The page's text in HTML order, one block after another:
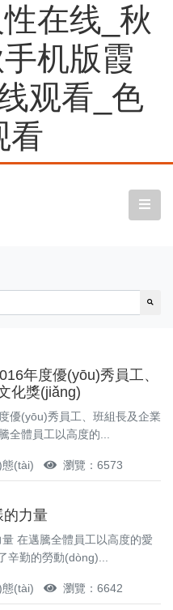
在线_秋
机版霞
观看_色
看
年度優(yōu)秀員工、
化獎(jiǎng)
(yōu)秀員工、班組長及企業
全體員工以高度的...
(tài) 瀏覽：6573
的力量
在邁騰全體員工以高度的愛
辛勤的勞動(dòng)...
(tài) 瀏覽：6642